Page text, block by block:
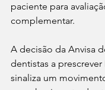
paciente para
complementar.
A decisão da Anvisa
dentistas a
sinaliza um